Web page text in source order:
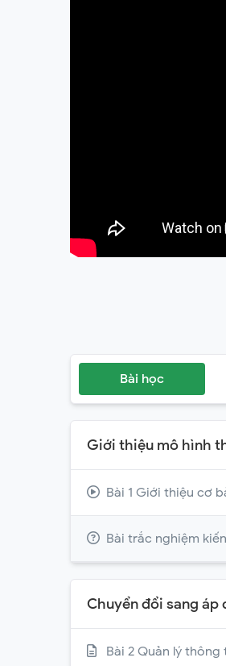
Bài học
Giới thiệu mô hình
Bài 1 Giới thiệu cơ
Bài trắc nghiệm
Chuyển đổi sang áp
Bài 2 Quản lý